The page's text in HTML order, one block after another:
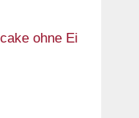
ohne Ei